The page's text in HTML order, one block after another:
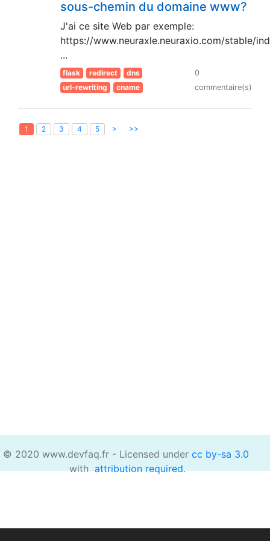
sous-chemin du domaine www?
J'ai ce site Web par exemple:
https://www.neuraxle.neuraxio.com/stable/
...
flask redirect
dns
url-rewriting
cname
0
commentaire(s)
1 2 3 4 5 > >>
© 2020 www.devfaq.fr - Licensed under cc by-sa 3.0
withattribution required.